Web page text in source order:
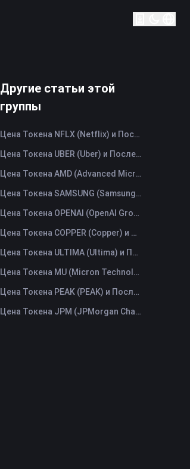
Другие статьи этой
группы
Цена Токена NFLX (Netflix) и Последний График в Реальном Времени
Цена Токена UBER (Uber) и Последний График в Реальном Времени
Цена Токена AMD (Advanced Micro Devices) и Последний График в Реальном Времени
Цена Токена SAMSUNG (Samsung Electronics Co., Ltd) и Последний График в Реальном Времени
Цена Токена OPENAI (OpenAI Group PBC) и Последний График в Реальном Времени
Цена Токена COPPER (Copper) и Последний График в Реальном Времени
Цена Токена ULTIMA (Ultima) и Последний График в Реальном Времени
Цена Токена MU (Micron Technology) и Последний График в Реальном Времени
Цена Токена PEAK (PEAK) и Последний График в Реальном Времени
Цена Токена JPM (JPMorgan Chase) и Последний График в Реальном Времени